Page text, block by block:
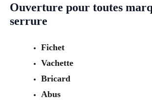
Ouverture pour toutes
serrure
Fichet
Vachette
Bricard
Abus